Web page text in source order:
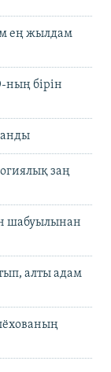
ең жылдам
бірін
заң
шабуылынан
алты адам